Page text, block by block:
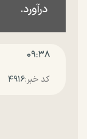
درآورد.
۰۹:۳۸
کد خبر:۴۹۱۶